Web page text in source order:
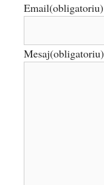
Email(obligatoriu)
Mesaj(obligatoriu)